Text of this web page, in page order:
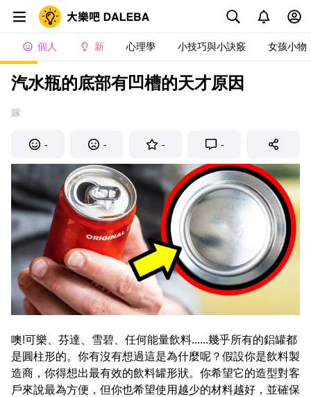
個人 新 心理學 小技巧與小訣竅 女孩小物
汽水瓶的底部有凹槽的天才原因
嫁
- - - -
噢!可樂、芬達、雪碧、任何能量飲料......幾乎所有的鋁罐都
是圓柱形的。你有沒有想過這是為什麼呢？假設你是飲料製
造商，你得想出最有效的飲料罐形狀。你希望它的造型對客
戶來說最為方便，但你也希望使用越少的材料越好，並確保